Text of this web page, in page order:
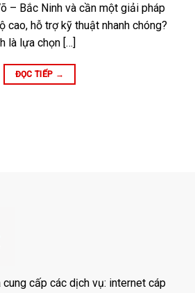
– Bắc Ninh và cần một giải pháp
cao, hỗ trợ kỹ thuật nhanh chóng?
là lựa chọn […]
ĐỌC TIẾP →
cấp các dịch vụ: internet cáp